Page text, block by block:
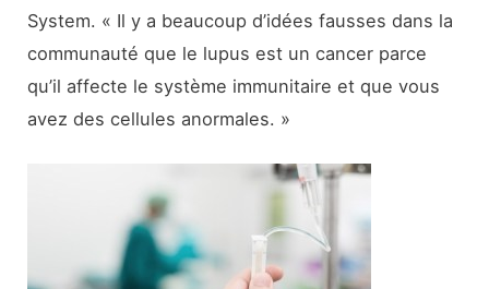
System. « Il y a beaucoup d’idées fausses dans la
communauté que le lupus est un cancer parce
qu’il affecte le système immunitaire et que vous
avez des cellules anormales. »